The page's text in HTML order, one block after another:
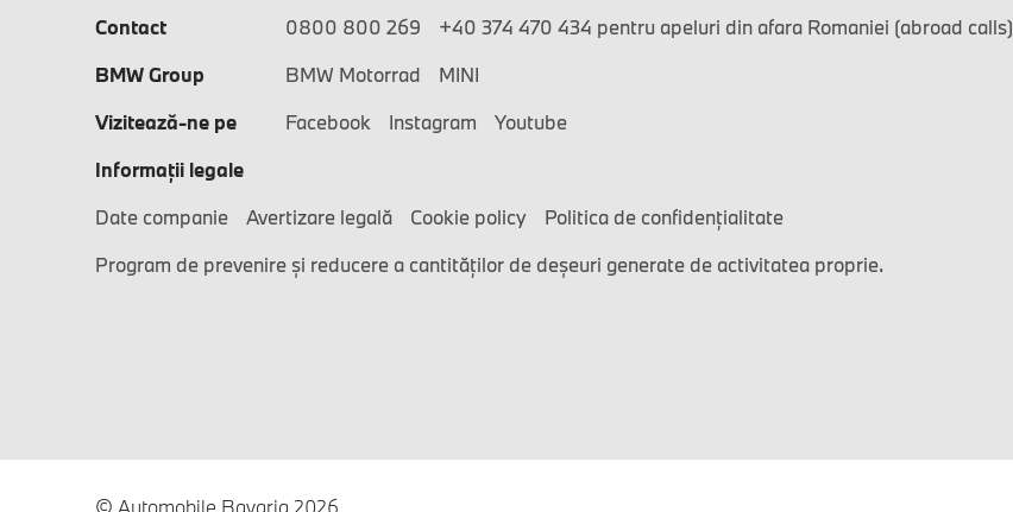
Contact 0800 800 269 +40 374 470 434 pentru apeluri din afara Romaniei (abroad calls)
BMW Group
BMW Motorrad
MINI
Vizitează-ne pe
Facebook Instagram
Youtube
Informaţii legale
Date companie
Avertizare legală Cookie policy
Politica de confidențialitate
Program de prevenire și reducere a cantităților de deșeuri generate de activitatea proprie.
© Automobile Bavaria 2026